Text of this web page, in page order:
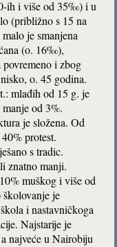
ih i više od 35‰) i u
(približno s 15 na
je smanjena
(o. 16‰),
i zbog
o. 45 godina.
mlađih od 15 g. je
od 3%.
je složena. Od
protest.
s tradic.
znatno manji.
muškog i više od
školovanje je
i nastavničkoga
Najstarije je
najveće u Nairobiju